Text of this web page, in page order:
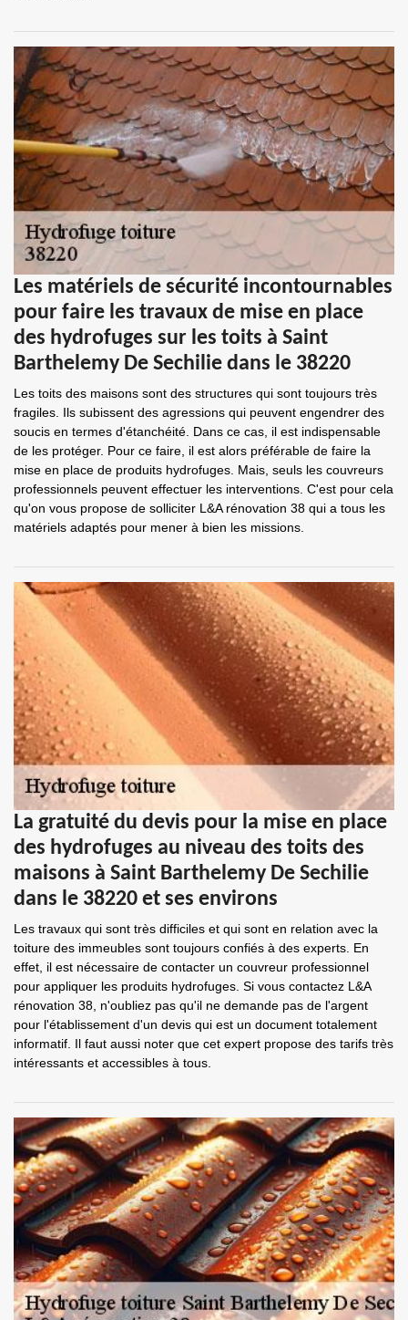
Les matériels de sécurité incontournables
pour faire les travaux de mise en place
des hydrofuges sur les toits à Saint
Barthelemy De Sechilie dans le 38220
Les toits des maisons sont des structures qui sont toujours très
fragiles. Ils subissent des agressions qui peuvent engendrer des
soucis en termes d'étanchéité. Dans ce cas, il est indispensable
de les protéger. Pour ce faire, il est alors préférable de faire la
mise en place de produits hydrofuges. Mais, seuls les couvreurs
professionnels peuvent effectuer les interventions. C'est pour cela
qu'on vous propose de solliciter L&A rénovation 38 qui a tous les
matériels adaptés pour mener à bien les missions.
La gratuité du devis pour la mise en place
des hydrofuges au niveau des toits des
maisons à Saint Barthelemy De Sechilie
dans le 38220 et ses environs
Les travaux qui sont très difficiles et qui sont en relation avec la
toiture des immeubles sont toujours confiés à des experts. En
effet, il est nécessaire de contacter un couvreur professionnel
pour appliquer les produits hydrofuges. Si vous contactez L&A
rénovation 38, n'oubliez pas qu'il ne demande pas de l'argent
pour l'établissement d'un devis qui est un document totalement
informatif. Il faut aussi noter que cet expert propose des tarifs très
intéressants et accessibles à tous.